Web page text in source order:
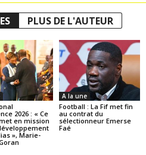
PLUS DE L'AUTEUR
2026 : « Ce
en mission
», Marie-
A la une
Football : La Fif met fin
au contrat du
sélectionneur Emerse
Faé